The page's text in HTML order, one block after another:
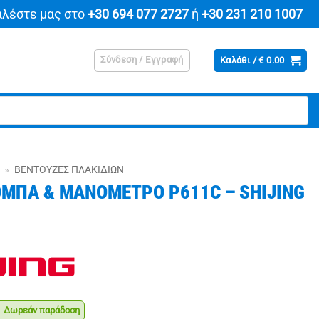
μας στο +30 694 077 2727ή +30 231 210 1007
Σύνδεση / Εγγραφή Καλάθι /€0.00
» ΒΕΝΤΟΎΖΕΣ ΠΛΑΚΙΔΊΩΝ
& ΜΑΝΟΜΕΤΡΟ P611C – SHIJING
Δωρεάν παράδοση